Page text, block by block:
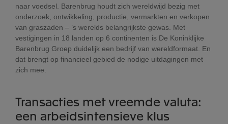
naar voedsel. Barenbrug houdt zich wereldwijd bezig met
onderzoek, ontwikkeling, productie, vermarkten en verkopen
van graszaden – ’s werelds belangrijkste gewas. Met
vestigingen in 18 landen op 6 continenten is De Koninklijke
Barenbrug Groep duidelijk een bedrijf van wereldformaat. En
dat brengt op financieel gebied de nodige uitdagingen met
zich mee.
Transacties met vreemde valuta:
een arbeidsintensieve klus